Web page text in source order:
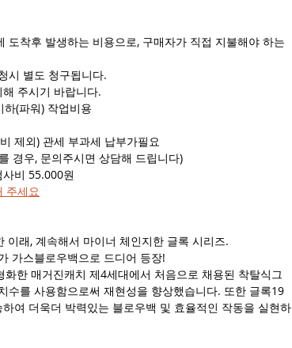
착후 발생하는 비용으로, 구매자가 직접 지불해야 하는
별도 청구됩니다.
주시기 바랍니다.
(파워) 작업비용
제외) 관세 부과세 납부가필요
경우, 문의주시면 상담해 드립니다)
비 55.000원
주세요​
이래, 계속해서 마이너 체인지한 글록 시리즈.
가스블로우백으로 드디어 등장!
화한 매거진캐치 제4세대에서 처음으로 채용된 착탈식그
수를 사용함으로써 재현성을 향상했습니다. 또한 글록19
여 더욱더 박력있는 블로우백 및 효율적인 작동을 실현하